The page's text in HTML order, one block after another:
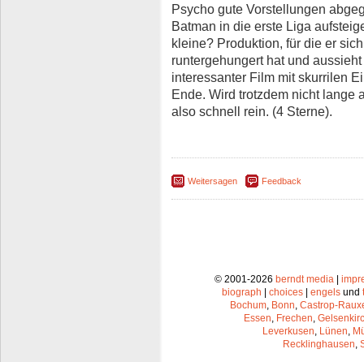
Psycho gute Vorstellungen
Batman in die erste Liga
kleine? Produktion, für die er
runtergehungert hat und
interessanter Film mit skurrilen
Ende. Wird trotzdem nicht lange
also schnell rein. (4 Sterne).
Weitersagen Feedback
© 2001-2026 berndt media|
biograph | choices | engels und
Bochum, Bonn, Castrop-
Essen, Frechen,
Leverkusen, Lünen,
Recklinghausen,